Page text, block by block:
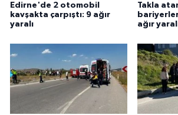
Edirne'de 2 otomobil
kavşakta çarpıştı: 9 ağır
yaralı
Takla
ağır